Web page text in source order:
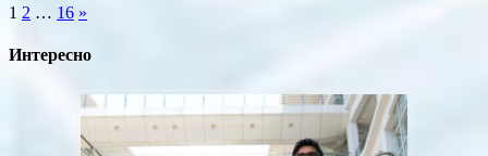
1 2 … 16 »
Интересно